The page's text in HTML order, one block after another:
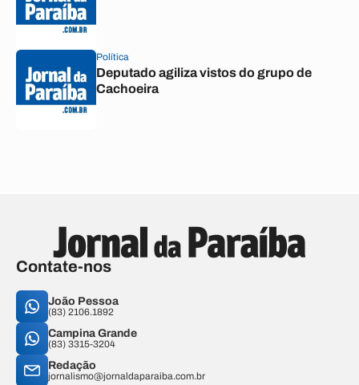
Política
Deputado agiliza vistos do grupo de
Cachoeira
Contate-nos
João Pessoa
(83) 2106.1892
Campina Grande
(83) 3315-3204
Redação
jornalismo@jornaldaparaiba.com.br